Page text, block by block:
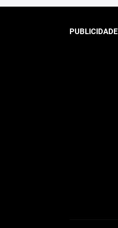
PUBLICIDADE